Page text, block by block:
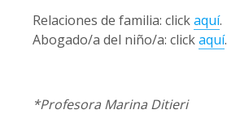
Relaciones de familia: clickaquí.
Abogado/a del niño/a: clickaquí.
*Profesora Marina Ditieri